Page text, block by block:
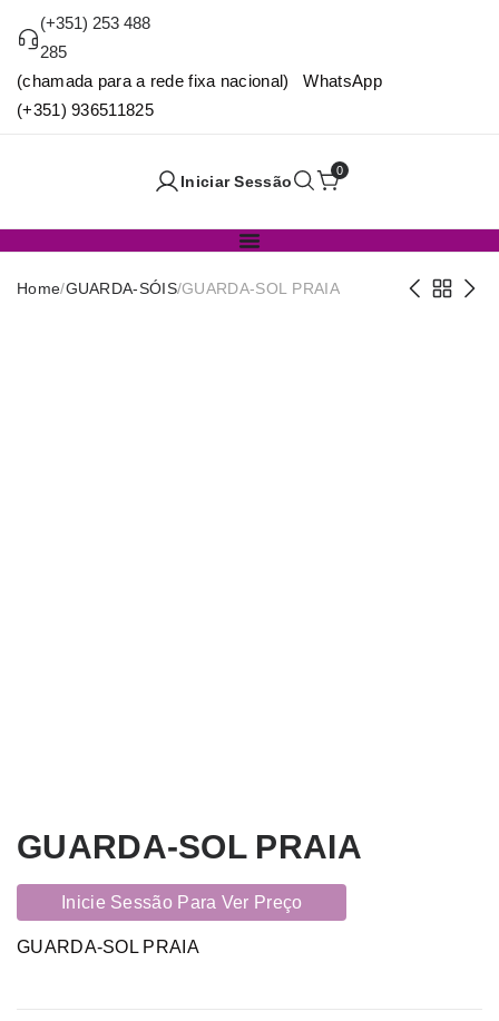
(+351) 253 488
285
(chamada para a rede fixa nacional) WhatsApp
(+351) 936511825
Iniciar Sessão
0
Home/GUARDA-SÓIS/GUARDA-SOL PRAIA
GUARDA-SOL PRAIA
Inicie Sessão Para Ver Preço
GUARDA-SOL PRAIA